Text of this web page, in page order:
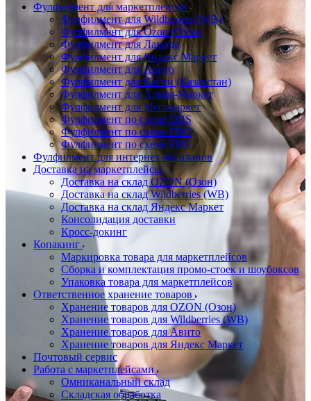
Фулфилмент для маркетплейсов
Фулфилмент для Wildberries (WB)
Фулфилмент для Ozon (Озон)
Фулфилмент для Ламода
Фулфилмент для Яндекс Маркет
Фулфилмент для Авито
Фулфилмент для Каспи (Казахстан)
Фулфилмент для Альфа-Маркет
Фулфилмент для Мегамаркет
Фулфилмент по схеме DBS
Фулфилмент по схеме FBO
Фулфилмент по схеме FBS
Фулфилмент для интернет-магазинов
Доставка на маркетплейсы
Доставка на склад OZON (Озон)
Доставка на склад Wildberries (WB)
Доставка на склад Яндекс Маркет
Консолидация доставки
Кросс-докинг
Копакинг
Маркировка товара для маркетплейсов
Сборка и комплектация промо-стоек и шоубоксов
Упаковка товара для маркетплейсов
Ответственное хранение товаров
Хранение товаров для OZON (Озон)
Хранение товаров для Wildberries (WB)
Хранение товаров для Авито
Хранение товаров для Яндекс Маркет
Почтовый сервис
Работа с маркетплейсами
Омниканальный склад
Складская обработка